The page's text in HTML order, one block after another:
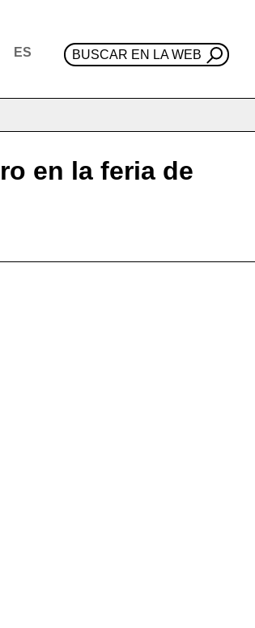
ES BUSCAR EN LA WEB
en la feria de